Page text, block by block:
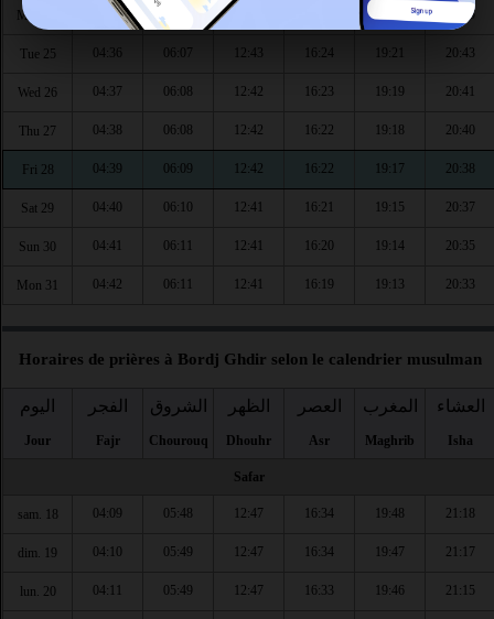
Mon 24 04:35 20:45
Tue 25 04:36 06:07 12:43 16:24 19:21 20:43
Wed 26 04:37 06:08 12:42 16:23 19:19 20:41
Thu 27 04:38 06:08 12:42 16:22 19:18 20:40
Fri 28 04:39 06:09 12:42 16:22 19:17 20:38
Sat 29 04:40 06:10 12:41 16:21 19:15 20:37
Sun 30 04:41 06:11 12:41 16:20 19:14 20:35
Mon 31 04:42 06:11 12:41 16:19 19:13 20:33
Horaires de prières à Bordj Ghdir selon le calendrier musulman
اليوم
Jour
الفجر
Fajr
الشروق
Chourouq
الظهر
Dhouhr
العصر
Asr
المغرب
Maghrib
العشاء
Isha
Safar
sam. 18 04:09 05:48 12:47 16:34 19:48 21:18
dim. 19 04:10 05:49 12:47 16:34 19:47 21:17
lun. 20 04:11 05:49 12:47 16:33 19:46 21:15